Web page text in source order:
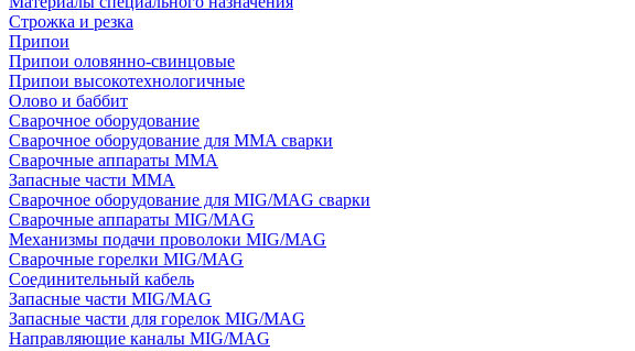
Строжка и резка
Припои
Припои оловянно-свинцовые
Припои высокотехнологичные
Олово и баббит
Сварочное оборудование
Сварочное оборудование для MMA сварки
Сварочные аппараты MMA
Запасные части MMA
Сварочное оборудование для MIG/MAG сварки
Сварочные аппараты MIG/MAG
Механизмы подачи проволоки MIG/MAG
Сварочные горелки MIG/MAG
Соединительный кабель
Запасные части MIG/MAG
Запасные части для горелок MIG/MAG
Направляющие каналы MIG/MAG